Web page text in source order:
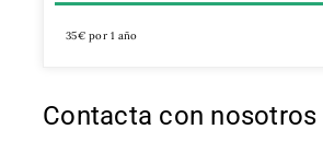
35€ por 1 año
Contacta con nosotros